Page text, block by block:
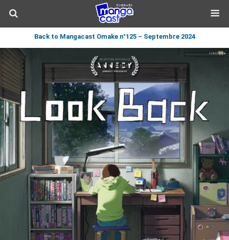
Back to Mangacast Omake n°125 – Septembre 2024